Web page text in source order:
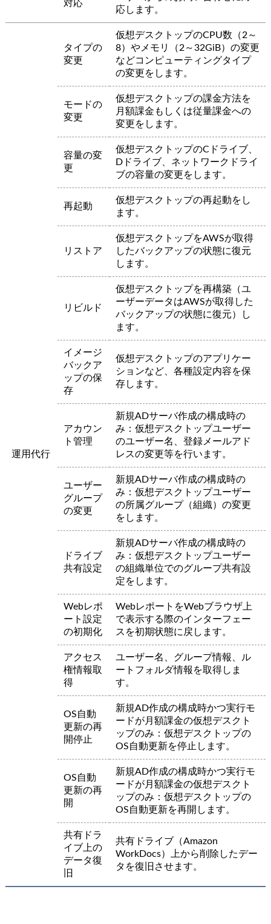
対応
応します。
運用代行
タイプの
変更
仮想デスクトップのCPU数（2～
8）やメモリ（2～32GiB）の変更
などコンピューティングタイプ
の変更をします。
モードの
変更
仮想デスクトップの課金方法を
月額課金もしくは従量課金への
変更をします。
容量の変
更
仮想デスクトップのCドライブ、
Dドライブ、ネットワークドライ
ブの容量の変更をします。
再起動
仮想デスクトップの再起動をし
ます。
リストア
仮想デスクトップをAWSが取得
したバックアップの状態に復元
します。
リビルド
仮想デスクトップを再構築（ユ
ーザーデータはAWSが取得した
バックアップの状態に復元）し
ます。
イメージ
バックア
ップの保
存
仮想デスクトップのアプリケー
ションなど、各種設定内容を保
存します。
アカウン
ト管理
新規ADサーバ作成の構成時の
み：仮想デスクトップユーザー
のユーザー名、登録メールアド
レスの変更等を行います。
ユーザー
グループ
の変更
新規ADサーバ作成の構成時の
み：仮想デスクトップユーザー
の所属グループ（組織）の変更
をします。
ドライブ
共有設定
新規ADサーバ作成の構成時の
み：仮想デスクトップユーザー
の組織単位でのグループ共有設
定をします。
Webレポ
ート設定
の初期化
WebレポートをWebブラウザ上
で表示する際のインターフェー
スを初期状態に戻します。
アクセス
権情報取
得
ユーザー名、グループ情報、ル
ートフォルダ情報を取得しま
す。
OS自動
更新の再
開停止
新規AD作成の構成時かつ実行モ
ードが月額課金の仮想デスクト
ップのみ：仮想デスクトップの
OS自動更新を停止します。
OS自動
更新の再
開
新規AD作成の構成時かつ実行モ
ードが月額課金の仮想デスクト
ップのみ：仮想デスクトップの
OS自動更新を再開します。
共有ドラ
イブ上の
データ復
旧
共有ドライブ（Amazon
WorkDocs）上から削除したデー
タを復旧させます。